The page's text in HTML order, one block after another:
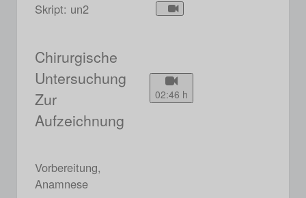
Skript: un2
Chirurgische
Untersuchung
Zur
Aufzeichnung
02:46 h
Vorbereitung,
Anamnese